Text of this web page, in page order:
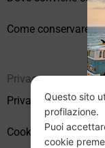
Come conservare
Privacy
Privacy Policy
Cookie Policy (UE)
Questo sito
profilazione.
Puoi
cookie